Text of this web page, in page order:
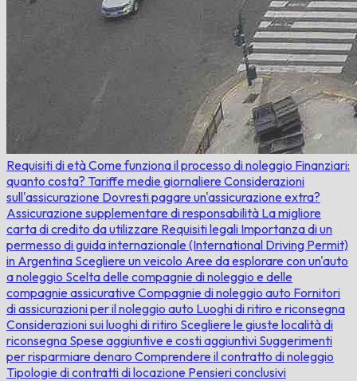
Requisiti di etàCome funziona il processo di noleggio Finanziari:
quanto costa? Tariffe medie giornaliere Considerazioni
sull'assicurazione Dovresti pagare un'assicurazione extra?
Assicurazione supplementare di responsabilità La migliore
carta di credito da utilizzare Requisiti legali Importanza di un
permesso di guida internazionale (International Driving Permit)
in Argentina Scegliere un veicolo Aree da esplorare con un'auto
a noleggio Scelta delle compagnie di noleggio e delle
compagnie assicurative Compagnie di noleggio auto Fornitori
di assicurazioni per il noleggio auto Luoghi di ritiro e riconsegna
Considerazioni sui luoghi di ritiro Scegliere le giuste località di
riconsegna Spese aggiuntive e costi aggiuntivi Suggerimenti
per risparmiare denaro Comprendere il contratto di noleggio
Tipologie di contratti di locazione Pensieri conclusivi